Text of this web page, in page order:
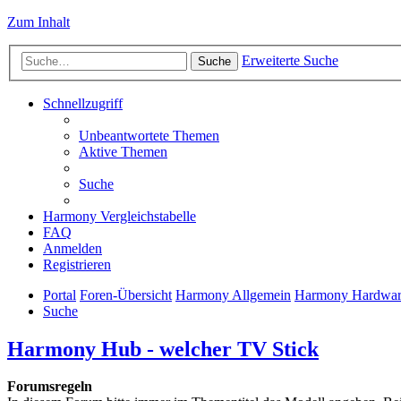
Zum Inhalt
Suche Erweiterte Suche
Schnellzugriff
Unbeantwortete Themen
Aktive Themen
Suche
Harmony Vergleichstabelle
FAQ
Anmelden
Registrieren
Portal Foren-Übersicht Harmony Allgemein Harmony
Suche
Harmony Hub - welcher TV Stick
Forumsregeln